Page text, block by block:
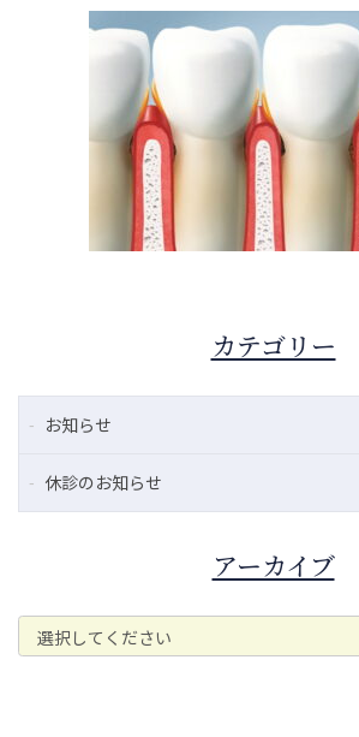
カテゴリー
お知らせ
休診のお知らせ
アーカイブ